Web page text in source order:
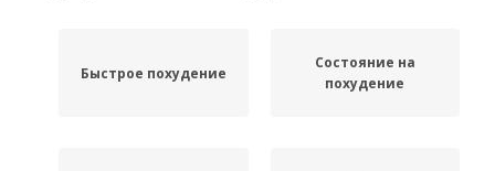
Быстрое похудение
Состояние на
похудение